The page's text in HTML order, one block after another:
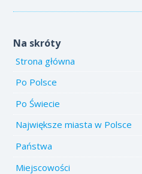
Na skróty
Strona główna
Po Polsce
Po Świecie
Największe miasta w Polsce
Państwa
Miejscowości